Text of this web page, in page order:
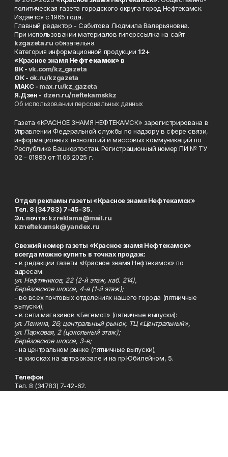
политическая газета городского округа город Нефтекамск.
Издаётся с 1965 года.
Главный редактор - Сабитова Людмила Валерьяновна.
При использовании материалов гиперссылка на сайт
kzgazeta.ru обязательна.
Категория информационной продукции 12+
«Красное знамя Нефтекамск» в
ВК -vk.com/kz_gazeta
ОК - ok.ru/kzgazeta
MAKC - max.ru/kz_gazeta
Я.Дзен - dzen.ru/neftekamskkz
Об использовании персональных данных
Газета «КРАСНОЕ ЗНАМЯ НЕФТЕКАМСК» зарегистрирована в
Управлении Федеральной службы по надзору в сфере связи,
информационных технологий и массовых коммуникаций по
Республике Башкортостан. Регистрационный номер ПИ № ТУ
02 - 01880 от 11.06.2025 г.
Отдел рекламы газеты «Красное знамя Нефтекамск»
Тел. 8 (34783) 7-45-35.
Эл. почта: kzreklama@mail.ru
kzneftekamsk@yandex.ru
Свежий номер газеты «Красное знамя Нефтекамск»
всегда можно купить в точках продаж:
- в редакции газеты «Красное знамя Нефтекамск» по
адресам:
ул. Нефтяников, 22 (2-й этаж, каб. 214),
Берёзовское шоссе, 4-а (1-й этаж);
- во всех почтовых отделениях нашего города (пятничные
выпуски);
- в сети магазинов «Бегемот» (пятничные выпуски):
ул. Ленина, 26; центральный рынок, ТЦ «Центральный»,
ул. Парковая, 2 (цокольный этаж);
Берёзовское шоссе, 3-в;
- на центральном рынке (пятничные выпуски);
- в киосках на автовокзале и на пр.Юбилейном, 5.
Телефон
Тел. 8 (34783) 7-42-62.